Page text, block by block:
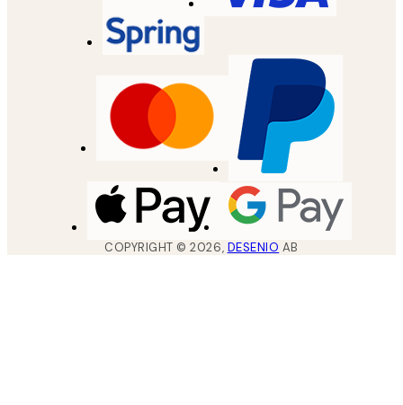
COPYRIGHT ©2026, DESENIO AB